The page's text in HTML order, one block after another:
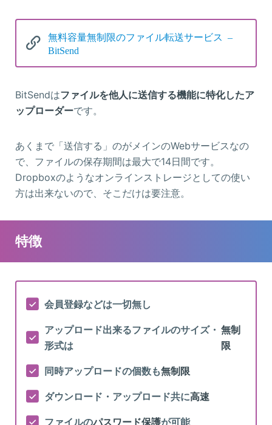
無料容量無制限のファイル転送サービス –
BitSend
BitSendはファイルを他人に送信する機能に特化したア
ップローダーです。
あくまで「送信する」のがメインのWebサービスなの
で、ファイルの保存期間は最大で14日間です。
Dropboxのようなオンラインストレージとしての使い
方は出来ないので、そこだけは要注意。
特徴
会員登録などは一切無し
アップロード出来るファイルのサイズ・
形式は
無制
限
同時アップロードの個数も無制限
ダウンロード・アップロード共に高速
ファイルのパスワード保護が可能